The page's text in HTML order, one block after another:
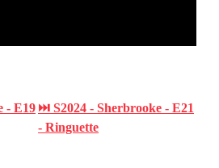
- E19 ⏭ S2024 - Sherbrooke - E21
- Ringuette